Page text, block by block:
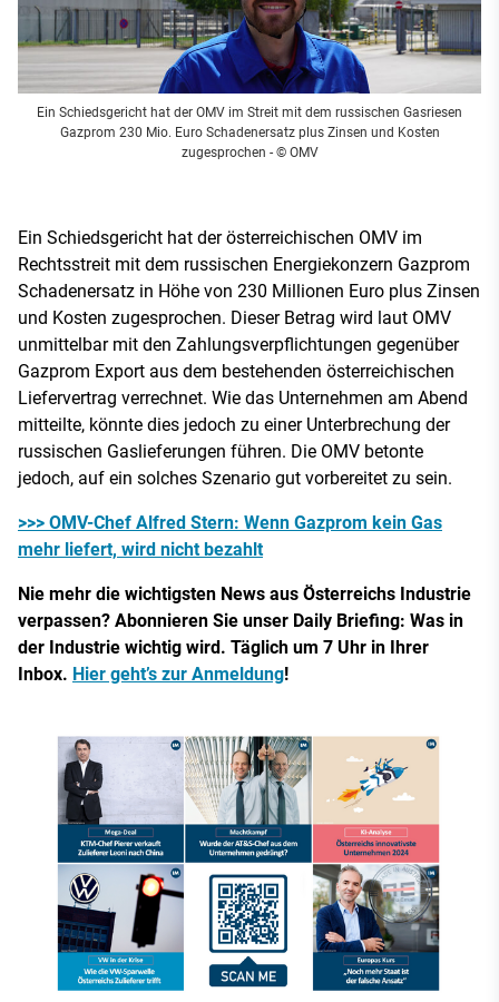
Ein Schiedsgericht hat der OMV im Streit mit dem russischen Gasriesen
Gazprom 230 Mio. Euro Schadenersatz plus Zinsen und Kosten
zugesprochen - © OMV
Ein Schiedsgericht hat der österreichischen OMV im
Rechtsstreit mit dem russischen Energiekonzern Gazprom
Schadenersatz in Höhe von 230 Millionen Euro plus Zinsen
und Kosten zugesprochen. Dieser Betrag wird laut OMV
unmittelbar mit den Zahlungsverpflichtungen gegenüber
Gazprom Export aus dem bestehenden österreichischen
Liefervertrag verrechnet. Wie das Unternehmen am Abend
mitteilte, könnte dies jedoch zu einer Unterbrechung der
russischen Gaslieferungen führen. Die OMV betonte
jedoch, auf ein solches Szenario gut vorbereitet zu sein.
>>> OMV-Chef Alfred Stern: Wenn Gazprom kein Gas
mehr liefert, wird nicht bezahlt
Nie mehr die wichtigsten News aus Österreichs Industrie
verpassen? Abonnieren Sie unser Daily Briefing: Was in
der Industrie wichtig wird. Täglich um 7 Uhr in Ihrer
Inbox. Hier geht’s zur Anmeldung!